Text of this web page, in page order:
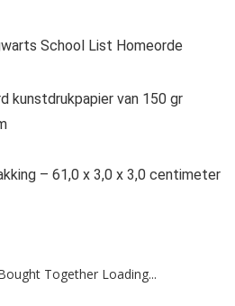
School List Homeorde
kunstdrukpapier van 150 gr
– 61,0 x 3,0 x 3,0 centimeter
Together Loading...